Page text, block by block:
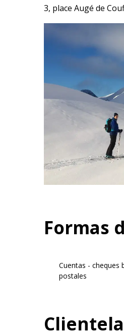
3, place Augé de
Formas
Cuentas - cheques
postales